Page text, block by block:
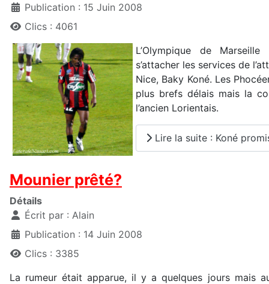
Publication : 15 Juin 2008
Clics : 4061
L’Olympique de
s’attacher les services de
Nice, Baky Koné. Les
plus brefs délais mais la
l’ancien Lorientais.
Lire la suite : Koné
Mounier prêté?
Détails
Écrit par : Alain
Publication : 14 Juin 2008
Clics : 3385
La rumeur était apparue, il y a quelques jours mais